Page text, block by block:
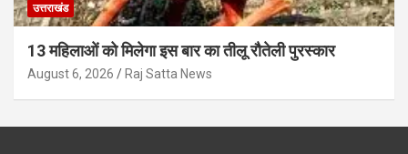
उत्तराखंड
13 महिलाओं को मिलेगा इस बार का तीलू रौतेली पुरस्कार
August 6, 2026 Raj Satta News